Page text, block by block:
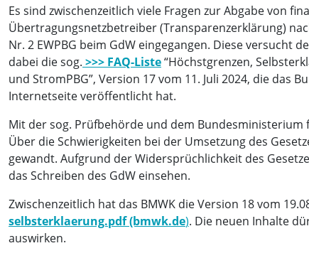
Es sind zwischenzeitlich viele Fragen zur Abgabe von
Übertragungsnetzbetreiber (Transparenzerklärung)
Nr. 2 EWPBG beim GdW eingegangen. Diese versucht
dabei die sog. >>> FAQ-Liste“Höchstgrenzen,
und StromPBG”, Version 17 vom 11. Juli 2024, die
Internetseite veröffentlicht hat.
Mit der sog. Prüfbehörde und dem
Über die Schwierigkeiten bei der Umsetzung des
gewandt. Aufgrund der Widersprüchlichkeit des
das Schreiben des GdW einsehen.
Zwischenzeitlich hat das BMWK die Version 18 vom
selbsterklaerung.pdf (bmwk.de). Die neuen Inhalte
auswirken.